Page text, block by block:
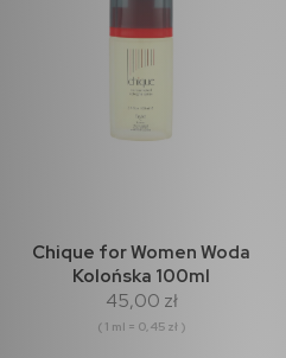
Chique for Women Woda
Kolońska 100ml
45,00 zł
( 1 ml = 0,45 zł )